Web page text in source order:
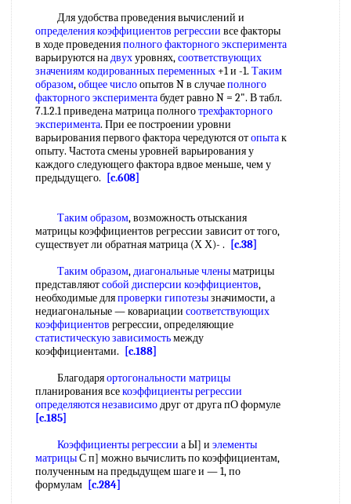
Для удобства проведения вычислений и
определения коэффициентов регрессии все факторы
в ходе проведенияполного факторного эксперимента
варьируются надвухуровнях,соответствующих
значениямкодированных переменных +1 и -1. Таким
образом,общее числоопытов N в случаеполного
факторного экспериментабудет равно N = 2". В табл.
7.1.2.1 приведена матрица полноготрехфакторного
эксперимента. При ее построении уровни
варьирования первого фактора чередуются отопытак
опыту. Частота смены уровней варьирования у
каждого следующего фактора вдвое меньше, чем у
предыдущего.
[c.608]
Таким образом, возможность отыскания
матрицы коэффициентов регрессии зависит от того,
существует ли обратная матрица (Х Х)- .
[c.38]
Таким образом,диагональные членыматрицы
представляютсобой дисперсии коэффициентов,
необходимые дляпроверки гипотезызначимости, а
недиагональные — ковариации соответствующих
коэффициентов регрессии, определяющие
статистическую зависимостьмежду
коэффициентами.
[c.188]
Благодаряортогональности матрицы
планирования всекоэффициенты регрессии
определяются независимодруг от друга пО формуле
[c.185]
Коэффициенты регрессии а Ы] и элементы
матрицыС п] можно вычислить по коэффициентам,
полученным на предыдущем шаге и — 1, по
формулам [c.284]